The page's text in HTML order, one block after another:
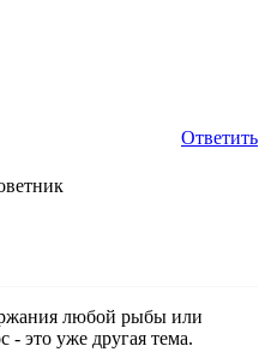
Ответить
любой рыбы или
- это уже другая тема.